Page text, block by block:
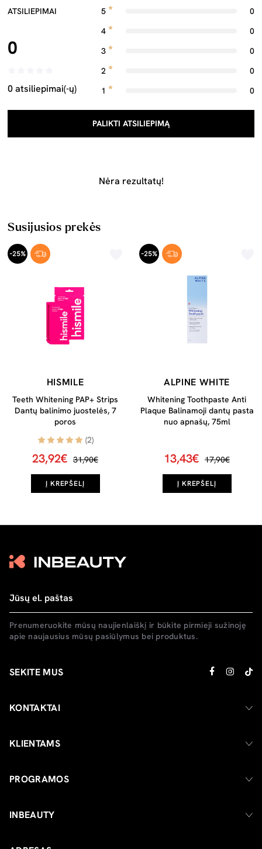
ATSILIEPIMAI
0
0 atsiliepimai(-ų)
5
0
4
0
3
0
2
0
1
0
PALIKTI ATSILIEPIMĄ
Nėra rezultatų!
Susijusios prekės
-25%
HISMILE
Teeth Whitening PAP+ Strips
Dantų balinimo juostelės, 7
poros
(2)
23,92€ 31,90€
Į KREPŠELĮ
-25%
ALPINE WHITE
Whitening Toothpaste Anti
Plaque Balinamoji dantų pasta
nuo apnašų, 75ml
13,43€ 17,90€
Į KREPŠELĮ
Prenumeruokite mūsų naujienlaiškį ir būkite pirmieji sužinoję
apie naujausius mūsų pasiūlymus bei produktus.
SEKITE MUS
KONTAKTAI
KLIENTAMS
PROGRAMOS
INBEAUTY